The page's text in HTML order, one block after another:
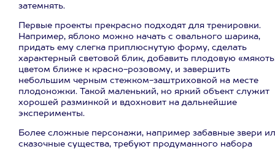
затемнять.
Первые проекты прекрасно подходят для тренировки.
Например, яблоко можно начать с овального шарика,
придать ему слегка приплюснутую форму, сделать
характерный световой блик, добавить плодовую
цветом ближе к красно-розовому, и завершить
небольшим черным стежком-заштриховкой на месте
плодоножки. Такой маленький, но яркий объект служит
хорошей разминкой и вдохновит на дальнейшие
эксперименты.
Более сложные персонажи, например забавные звери
сказочные существа, требуют продуманного набора